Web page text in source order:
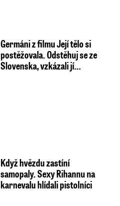
Germáni z filmu Její tělo si
postěžovala. Odstěhuj se ze
Slovenska, vzkázali jí…
Když hvězdu zastíní
samopaly. Sexy Rihannu na
karnevalu hlídali pistolníci